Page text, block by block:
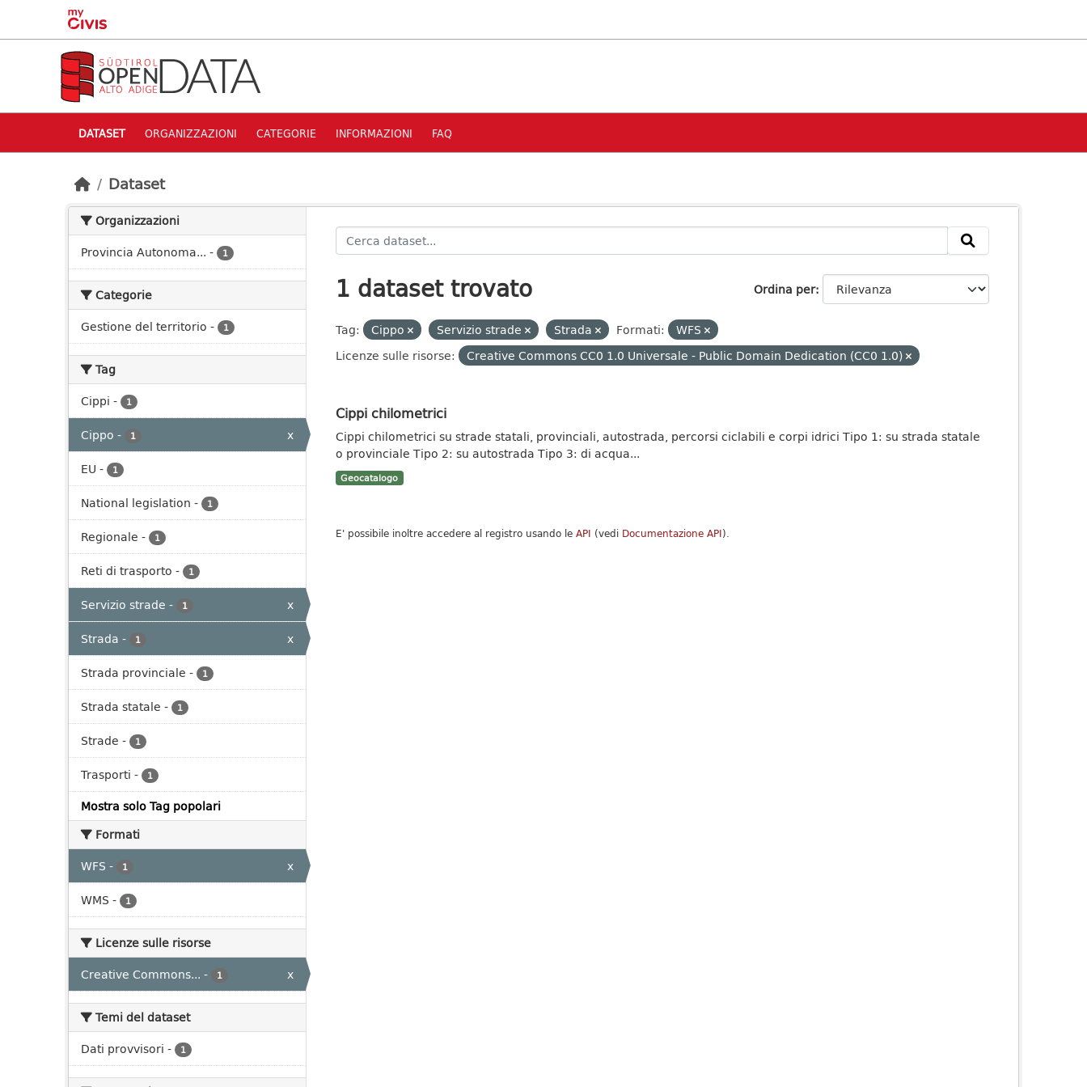
Skip to main content
DATASET ORGANIZZAZIONI CATEGORIE INFORMAZIONI FAQ
Dataset
Organizzazioni
Provincia Autonoma... - 1
Categorie
Gestione del territorio - 1
Tag
Cippi - 1
Cippo - 1
x
EU - 1
National legislation - 1
Regionale - 1
Reti di trasporto - 1
Servizio strade - 1
x
Strada - 1
x
Strada provinciale - 1
Strada statale - 1
Strade - 1
Trasporti - 1
Mostra solo Tag popolari
Formati
WFS - 1
x
WMS - 1
Licenze sulle risorse
Creative Commons... - 1 x
Temi del dataset
Dati provvisori - 1
Ordina per
1 dataset trovato
Tag: Cippo Servizio strade Strada Formati:
WFS
Licenze sulle risorse:
Creative Commons CC0 1.0 Universale - Public Domain Dedication (CC0 1.0)
Cippi chilometrici
Cippi chilometrici su strade statali, provinciali, autostrada, percorsi ciclabili e corpi idrici Tipo 1: su strada statale
o provinciale Tipo 2: su autostrada Tipo 3: di acqua...
Geocatalogo
E' possibile inoltre accedere al registro usando le API (vedi Documentazione API).